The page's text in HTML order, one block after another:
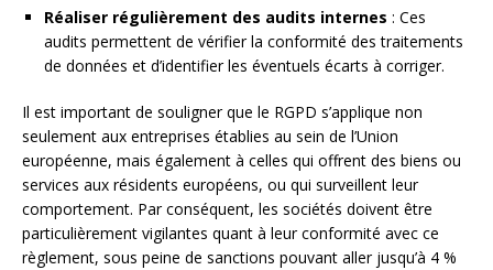
Réaliser régulièrement des audits internes : Ces
audits permettent de vérifier la conformité des traitements
de données et d’identifier les éventuels écarts à corriger.
Il est important de souligner que le RGPD s’applique non
seulement aux entreprises établies au sein de l’Union
européenne, mais également à celles qui offrent des biens ou
services aux résidents européens, ou qui surveillent leur
comportement. Par conséquent, les sociétés doivent être
particulièrement vigilantes quant à leur conformité avec ce
règlement, sous peine de sanctions pouvant aller jusqu’à 4 %